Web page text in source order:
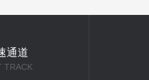
通道
TRACK